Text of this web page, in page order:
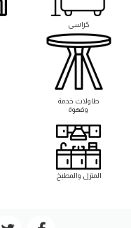
كراسى
طاوﻻت خدمة
وقهوة
المنزل والمطبخ